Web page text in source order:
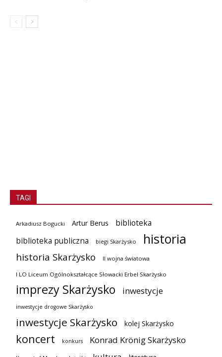
TAGI
Arkadiusz Bogucki Artur Berus
biblioteka
biblioteka publiczna
biegi Skarżysko historia
historia Skarżysko II wojna światowa
I LO Liceum Ogólnokształcące Słowacki Erbel Skarżysko
imprezy Skarżysko inwestycje
inwestycje drogowe Skarżysko
inwestycje Skarżysko kolej Skarżysko
koncert konkurs Konrad Krönig Skarżysko